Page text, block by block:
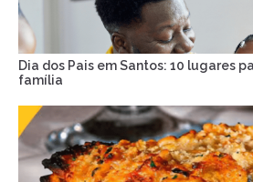
Dia dos Pais em Santos: 10 lugares
família